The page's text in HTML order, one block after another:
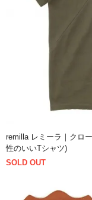
remilla レミーラ｜クロ
性のいいTシャツ)
SOLD OUT